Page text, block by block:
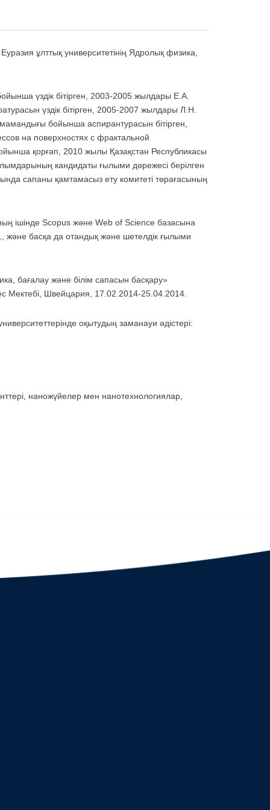
ұлттық университетінің Ядролық физика,
үздік бітірген, 2003-2005 жылдары Е.А.
үздік бітірген, 2005-2007 жылдары Л.Н.
бойынша аспирантурасын бітірген,
на поверхностях с фрактальной
қорғап, 2010 жылы Қазақстан Республикасы
кандидаты ғылыми дәрежесі берілген
сапаны қамтамасыз ету комитеті төрағасының
ішінде Scopus және Web of Science базасына
және басқа да отандық және шетелдік ғылыми
бағалау және білім сапасын басқару»
Мектебі, Швейцария, 17.02.2014-25.04.2014.
оқытудың заманауи әдістері:
наножүйелер мен нанотехнологиялар,